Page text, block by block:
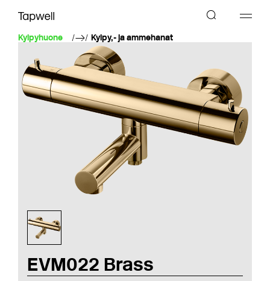
Kylpyhuone Kylpy,- ja ammehanat
EVM022 Brass